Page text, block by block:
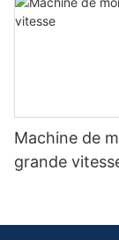
Machine de
grande